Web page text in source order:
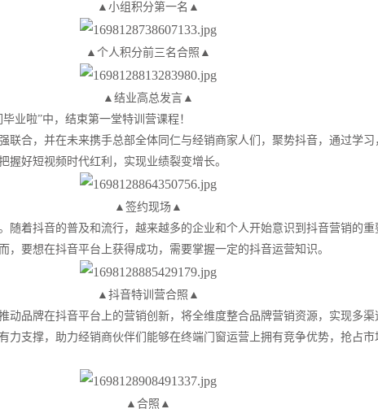
▲小组积分第一名▲
▲个人积分前三名合照▲
▲结业高总发言▲
业啦”中，结束第一堂特训营课程！
联合，并在未来携手总部全体同仁与经销商家人们，聚势抖音，通过学
握好短视频时代红利，实现业绩裂变增长。
▲签约现场▲
随着抖音的普及和流行，越来越多的企业和个人开始意识到抖音营销的
，要想在抖音平台上获得成功，需要掌握一定的抖音运营知识。
▲抖音特训营合照▲
动品牌在抖音平台上的营销创新，将全维度整合品牌营销资源，实现多
力支撑，助力经销商伙伴们能够在终端门窗运营上拥有竞争优势，抢占
▲合照▲